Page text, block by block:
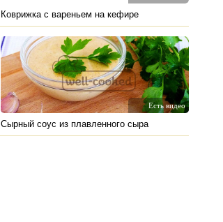
Коврижка с вареньем на кефире
Есть видео
Сырный соус из плавленного сыра